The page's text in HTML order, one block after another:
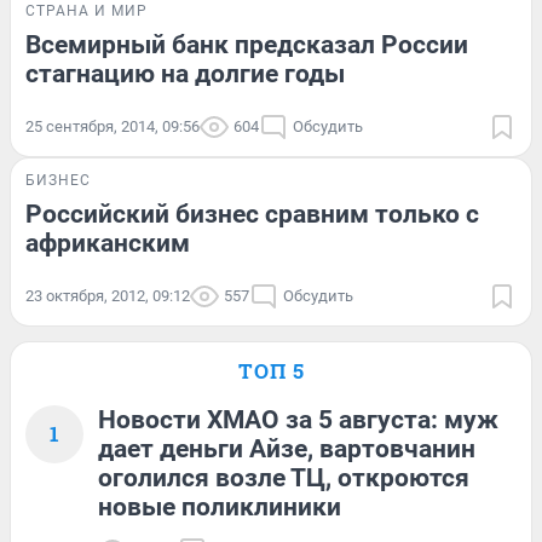
СТРАНА И МИР
Всемирный банк предсказал России
стагнацию на долгие годы
25 сентября, 2014, 09:56 604 Обсудить
БИЗНЕС
Российский бизнес сравним только с
африканским
23 октября, 2012, 09:12 557 Обсудить
ТОП 5
1
Новости ХМАО за 5 августа: муж
дает деньги Айзе, вартовчанин
оголился возле ТЦ, откроются
новые поликлиники